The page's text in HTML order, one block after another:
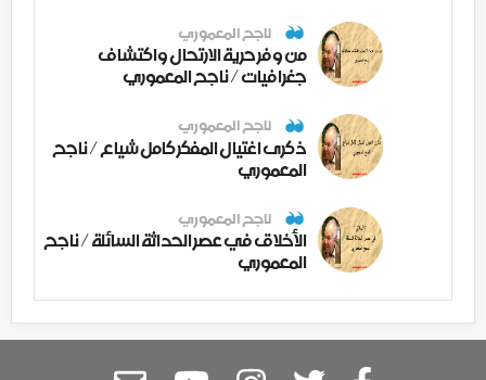
ناجح المعموري
من وفر حرية الارتحال واكتشاف
جغرافيات / ناجح المعموري
ناجح المعموري
ذكرى اغتيال المفكر كامل شياع / ناجح
المعموري
ناجح المعموري
الأخلاق في عصر الحداثة السائلة / ناجح
المعموري